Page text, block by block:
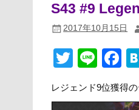
S43 #9
2017年10月15日
T
tt
Li
e
F
c
レジェンド9位獲得